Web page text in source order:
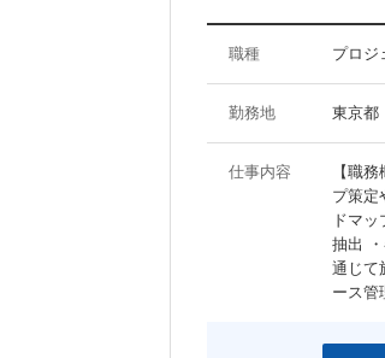
社
オ
20
ス
職種 プロジ
勤務地 東京都
仕事内容
【職
プ策定
ドマ
抽出
通じて
ース管